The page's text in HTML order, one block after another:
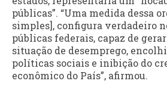
públicas”. “Uma medida dessa
simples], configura verdadeiro
públicas federais, capaz de
situação de desemprego,
políticas sociais e inibição do
econômico do País”, afirmou.